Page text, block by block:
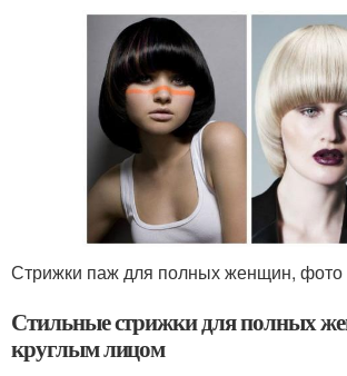
Стрижки паж для полных женщин, фото
Стильные стрижки для полных
круглым лицом